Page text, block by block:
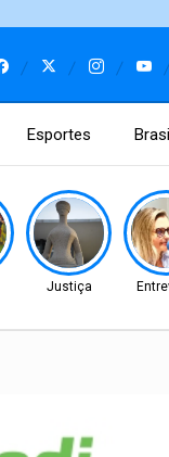
Esportes
Justiça